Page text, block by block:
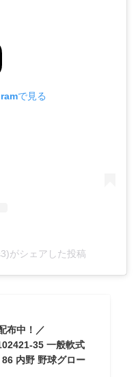
で見る
がシェアした投稿
布中！／
35 一般軟式
内野 野球グロー